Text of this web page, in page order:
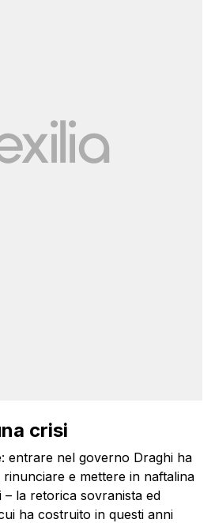
crisi
entrare nel governo Draghi ha
e mettere in naftalina
– la retorica sovranista ed
ha costruito in questi anni